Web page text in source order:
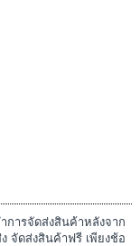
การจัดส่งสินค้าหลังจาก
จัดส่งสินค้าฟรี เพียงช้อ